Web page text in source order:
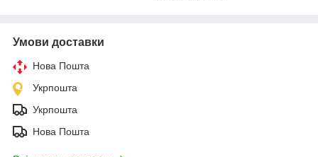
Умови доставки
Нова Пошта
Укрпошта
Укрпошта
Нова Пошта